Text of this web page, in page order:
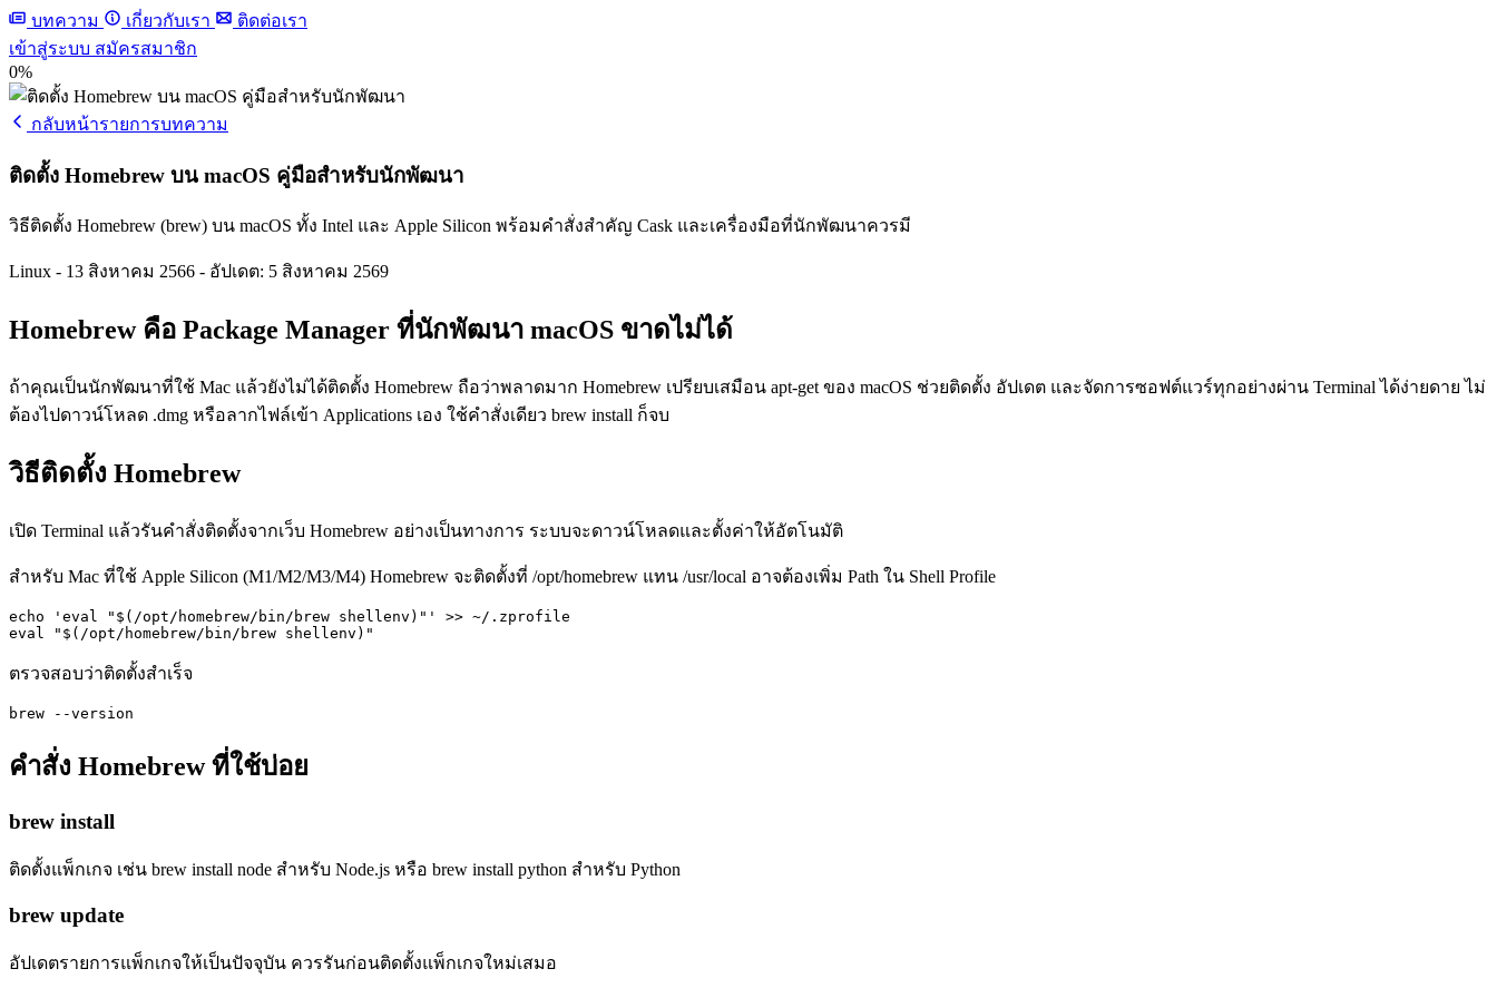
บทความ
เกี่ยวกับเรา
ติดต่อเรา
เข้าสู่ระบบ สมัครสมาชิก
0%
กลับหน้ารายการบทความ
ติดตั้ง Homebrew บน macOS คู่มือสำหรับนักพัฒนา
วิธีติดตั้ง Homebrew (brew) บน macOS ทั้ง Intel และ Apple Silicon พร้อมคำสั่งสำคัญ Cask และเครื่องมือที่นักพัฒนาควรมี
Linux - 13 สิงหาคม 2566 - อัปเดต: 5 สิงหาคม 2569
Homebrew คือ Package Manager ที่นักพัฒนา macOS ขาดไม่ได้
ถ้าคุณเป็นนักพัฒนาที่ใช้ Mac แล้วยังไม่ได้ติดตั้ง Homebrew ถือว่าพลาดมาก Homebrew เปรียบเสมือน apt-get ของ macOS ช่วยติดตั้ง อัปเดต และจัดการซอฟต์แวร์ทุกอย่างผ่าน Terminal ได้ง่ายดาย ไม่
ต้องไปดาวน์โหลด .dmg หรือลากไฟล์เข้า Applications เอง ใช้คำสั่งเดียว brew install ก็จบ
วิธีติดตั้ง Homebrew
เปิด Terminal แล้วรันคำสั่งติดตั้งจากเว็บ Homebrew อย่างเป็นทางการ ระบบจะดาวน์โหลดและตั้งค่าให้อัตโนมัติ
สำหรับ Mac ที่ใช้ Apple Silicon (M1/M2/M3/M4) Homebrew จะติดตั้งที่ /opt/homebrew แทน /usr/local อาจต้องเพิ่ม Path ใน Shell Profile
echo 'eval "$(/opt/homebrew/bin/brew shellenv)"' >> ~/.zprofile
eval "$(/opt/homebrew/bin/brew shellenv)"
ตรวจสอบว่าติดตั้งสำเร็จ
brew --version
คำสั่ง Homebrew ที่ใช้บ่อย
brew install
ติดตั้งแพ็กเกจ เช่น brew install node สำหรับ Node.js หรือ brew install python สำหรับ Python
brew update
อัปเดตรายการแพ็กเกจให้เป็นปัจจุบัน ควรรันก่อนติดตั้งแพ็กเกจใหม่เสมอ